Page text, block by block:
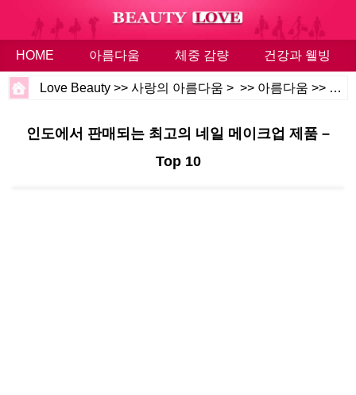
HOME 아름다움 체중 감량 건강과 웰빙
Love Beauty >>사랑의 아름다움 > >> 아름다움 >>
인도에서 판매되는 최고의 네일 메이크업 제품 –
Top 10